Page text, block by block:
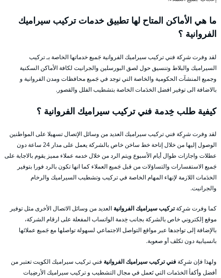
ما هي الأماكن المتاح لها تطبيق خدمات تركيب سيراميك
الفروانية ؟
لقد وفرت شرِكة فني تركيب سيراميك الفروانية جَميع خدماتها الخاصة بـ تركيب
السيراميك والبلاط وتنسيق حول لصق البورسلين والجرانيت لكافة الأماكن السكنية
وجميع المنشآت الحكومية والخاصة التي توجد في جَميع محافظات ومدن الفروانية و
بالاضافة الى توفير افضل الخدَمات الخاصة بتشطيب الفلل والقصور.
كيفية طلب خِدمة فني تركيب سيراميك الفروانية ؟
لقد وفرت شرِكة فني تركيب سيراميك العديد من وسائل الإتصال تسهيلا على المواطنين
الوصول إليها من خلال إتاحة خط ساخن خاص بالشركة يعمل على مدار 24 ساعة دون
عطلات واجازات طوال أيام الأسبوع ويتم الرد من خلال خدمه عملاء مميز يقوم بالاجابة على
جَميع الاستفسارات والتساؤلات من قبل جَميع العملاء كما انها تكون بالرد فورا بتوفير
الخدَمات اللازمة لإنهاء المهام الخاصة في تركيب وتشطيب السيراميك والرخام
والجرانيت.
كما وفرت شرِكةتركيب سيراميك الفروانية العديد من وسائل الاتصال الأخرى مثل توفير
موقع إلكتروني خاص بالشركة بجانب خِدمة الواتساب المفعلة على ارقام الشركة،
بالإضافة إلى تواجدها عبر مواقع التواصل الاجتماعي لسهولة تواصلها مع جَميع عملائها
بانسيابية دون تكلف أو صعوبة.
ولهذا فإن شرِكةفني تركيب سيراميك الفروانية فني تركيب سيراميك الكويت تعتبر من
أفضل وأكفأ الخدَمات التي تَعمل في مجال التشطيب و تركيب سيراميك الأرضِيات